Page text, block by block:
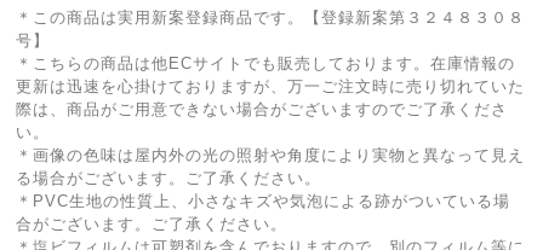
＊この商品は実用新案登録商品です。【登録新案第３２４８３０８
号】
＊こちらの商品は他ECサイトでも販売しております。在庫情報の
更新は迅速を心掛けておりますが、万一ご注文時に売り切れていた
際は、商品がご用意できない場合がございますのでご了承くださ
い。
＊画像の色味は屋内外の光の照射や角度により実物と異なって見え
る場合がございます。ご了承ください。
＊PVC生地の性質上、小さなキズや気泡による跡がついている場
合がございます。ご了承ください。